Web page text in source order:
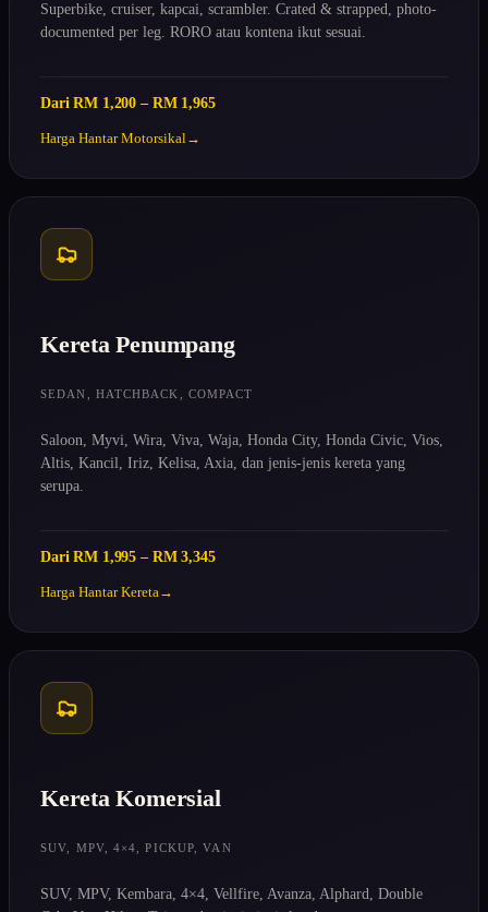
Superbike, cruiser, kapcai, scrambler. Crated & strapped, photo-
documented per leg. RORO atau kontena ikut sesuai.
Dari RM 1,200 – RM 1,965
Harga Hantar Motorsikal
Kereta Penumpang
SEDAN, HATCHBACK, COMPACT
Saloon, Myvi, Wira, Viva, Waja, Honda City, Honda Civic, Vios,
Altis, Kancil, Iriz, Kelisa, Axia, dan jenis-jenis kereta yang
serupa.
Dari RM 1,995 – RM 3,345
Harga Hantar Kereta
Kereta Komersial
SUV, MPV, 4×4, PICKUP, VAN
SUV, MPV, Kembara, 4×4, Vellfire, Avanza, Alphard, Double